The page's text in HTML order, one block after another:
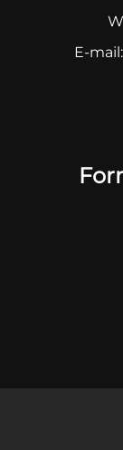
E-mail: